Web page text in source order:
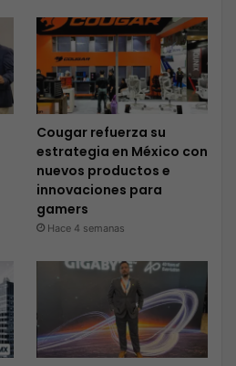
Cougar refuerza su
estrategia en México con
nuevos productos e
innovaciones para
gamers
Hace 4 semanas